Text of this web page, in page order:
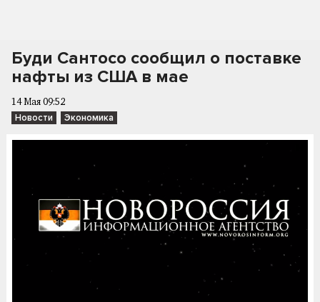
Буди Сантосо сообщил о поставке
нафты из США в мае
14 Мая 09:52
Новости Экономика